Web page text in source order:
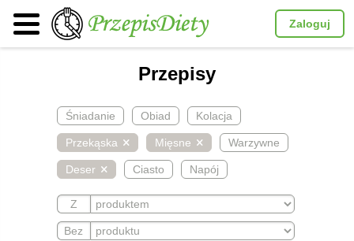
Zaloguj
Przepisy
Śniadanie Obiad Kolacja
Przekąska Mięsne Warzywne
Deser Ciasto Napój
Z
Bez